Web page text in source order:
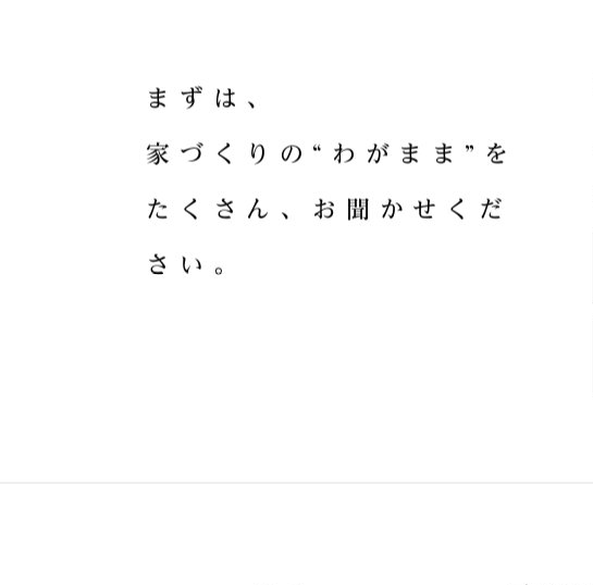
ま ず は 、
家 づ く り の “ わ が ま ま ” を
た く さ ん 、 お 聞 か せ く だ
さ い 。